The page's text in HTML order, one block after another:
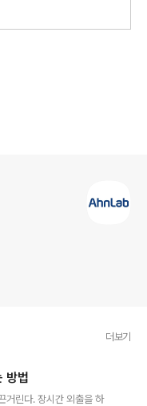
더보기
방법
거린다. 장시간 외출을 하